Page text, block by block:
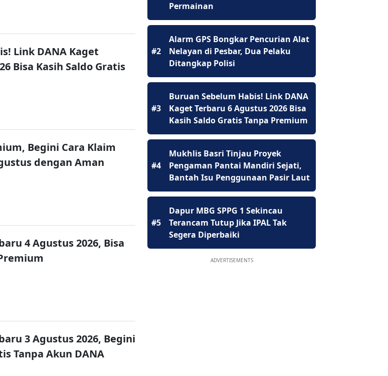
Link DANA Kaget
Bisa Kasih Saldo Gratis
Begini Cara Klaim
dengan Aman
4 Agustus 2026, Bisa
3 Agustus 2026, Begini
Tanpa Akun DANA
Permainan
#2
Alarm GPS Bongkar Pencurian Alat
Nelayan di Pesbar, Dua Pelaku
Ditangkap Polisi
#3
Buruan Sebelum Habis! Link DANA
Kaget Terbaru 6 Agustus 2026 Bisa
Kasih Saldo Gratis Tanpa Premium
#4
Mukhlis Basri Tinjau Proyek
Pengaman Pantai Mandiri Sejati,
Bantah Isu Penggunaan Pasir Laut
#5
Dapur MBG SPPG 1 Sekincau
Terancam Tutup Jika IPAL Tak
Segera Diperbaiki
ADVERTISEMENTS